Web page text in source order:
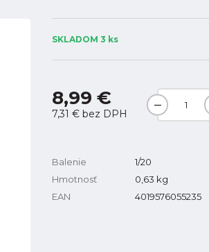
SKLADOM 3 ks
8,99 €
7,31 € bez DPH
Balenie
1/20
Hmotnosť
0,63 kg
EAN
4019576055235